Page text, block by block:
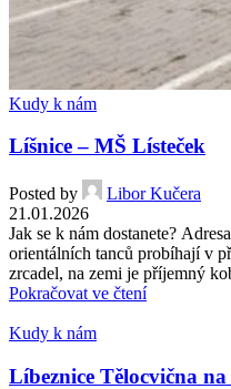
Kudy k nám
Líšnice – MŠ Lísteček
Posted by
Libor Kučera
21.01.2026
Jak se k nám dostanete?
orientálních tanců probíhají v
zrcadel, na zemi je příjemný
Pokračovat ve čtení
Kudy k nám
Líbeznice Tělocvična